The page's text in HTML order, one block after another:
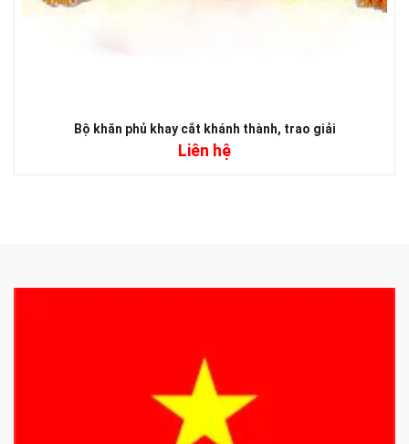
Bộ khăn phủ khay cắt khánh thành, trao giải
Liên hệ